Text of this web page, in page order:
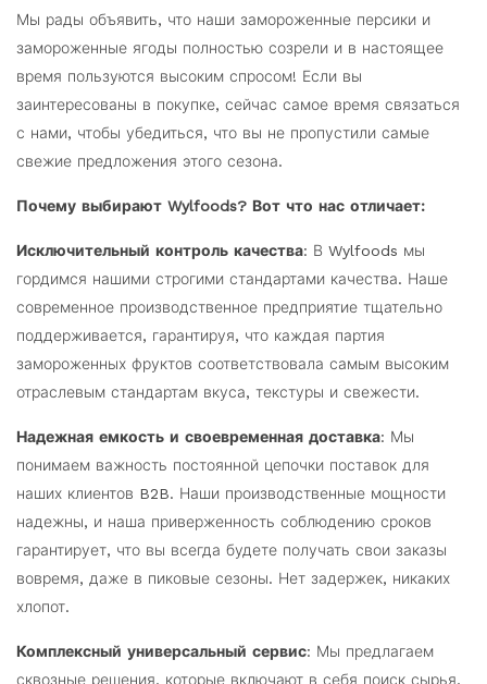
Мы рады объявить, что наши замороженные персики и
замороженные ягоды полностью созрели и в настоящее
время пользуются высоким спросом! Если вы
заинтересованы в покупке, сейчас самое время связаться
с нами, чтобы убедиться, что вы не пропустили самые
свежие предложения этого сезона.
Почему выбирают Wylfoods? Вот что нас отличает:
Исключительный контроль качества: В Wylfoods мы
гордимся нашими строгими стандартами качества. Наше
современное производственное предприятие тщательно
поддерживается, гарантируя, что каждая партия
замороженных фруктов соответствовала самым высоким
отраслевым стандартам вкуса, текстуры и свежести.
Надежная емкость и своевременная доставка: Мы
понимаем важность постоянной цепочки поставок для
наших клиентов B2B. Наши производственные мощности
надежны, и наша приверженность соблюдению сроков
гарантирует, что вы всегда будете получать свои заказы
вовремя, даже в пиковые сезоны. Нет задержек, никаких
хлопот.
Комплексный универсальный сервис: Мы предлагаем
сквозные решения, которые включают в себя поиск сырья,